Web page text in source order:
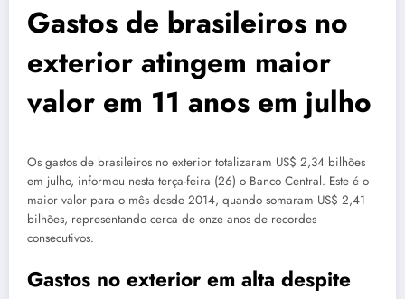
Gastos de brasileiros no
exterior atingem maior
valor em 11 anos em julho
Os gastos de brasileiros no exterior totalizaram US$ 2,34 bilhões
em julho, informou nesta terça-feira (26) o Banco Central. Este é o
maior valor para o mês desde 2014, quando somaram US$ 2,41
bilhões, representando cerca de onze anos de recordes
consecutivos.
Gastos no exterior em alta despite